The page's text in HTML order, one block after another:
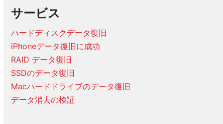
サービス
ハードディスクデータ復旧
iPhoneデータ復旧に成功
RAID データ復旧
SSDのデータ復旧
Macハードドライブのデータ復旧
データ消去の検証